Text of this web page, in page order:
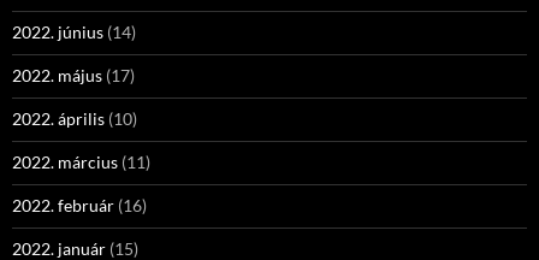
2022. június (14)
2022. május (17)
2022. április (10)
2022. március (11)
2022. február (16)
2022. január (15)